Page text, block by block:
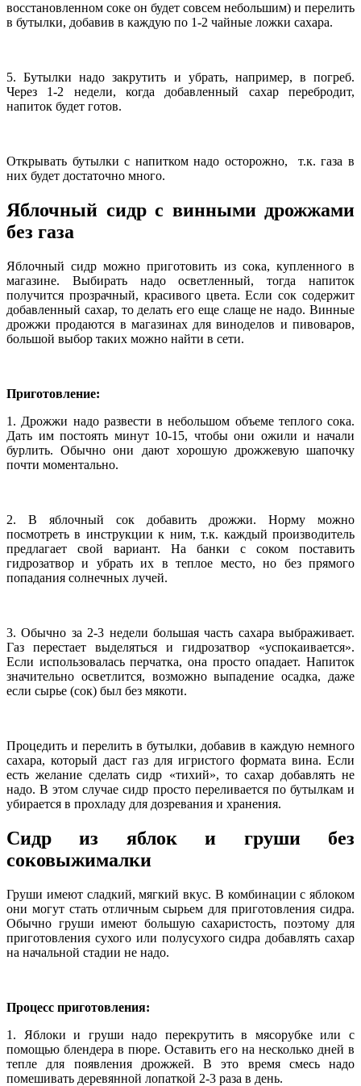
восстановленном соке он будет совсем небольшим) и перелить
в бутылки, добавив в каждую по 1-2 чайные ложки сахара.
5. Бутылки надо закрутить и убрать, например, в погреб.
Через 1-2 недели, когда добавленный сахар перебродит,
напиток будет готов.
Открывать бутылки с напитком надо осторожно, т.к. газа в
них будет достаточно много.
Яблочный сидр с винными дрожжами
без газа
Яблочный сидр можно приготовить из сока, купленного в
магазине. Выбирать надо осветленный, тогда напиток
получится прозрачный, красивого цвета. Если сок содержит
добавленный сахар, то делать его еще слаще не надо. Винные
дрожжи продаются в магазинах для виноделов и пивоваров,
большой выбор таких можно найти в сети.
Приготовление:
1. Дрожжи надо развести в небольшом объеме теплого сока.
Дать им постоять минут 10-15, чтобы они ожили и начали
бурлить. Обычно они дают хорошую дрожжевую шапочку
почти моментально.
2. В яблочный сок добавить дрожжи. Норму можно
посмотреть в инструкции к ним, т.к. каждый производитель
предлагает свой вариант. На банки с соком поставить
гидрозатвор и убрать их в теплое место, но без прямого
попадания солнечных лучей.
3. Обычно за 2-3 недели большая часть сахара выбраживает.
Газ перестает выделяться и гидрозатвор «успокаивается».
Если использовалась перчатка, она просто опадает. Напиток
значительно осветлится, возможно выпадение осадка, даже
если сырье (сок) был без мякоти.
Процедить и перелить в бутылки, добавив в каждую немного
сахара, который даст газ для игристого формата вина. Если
есть желание сделать сидр «тихий», то сахар добавлять не
надо. В этом случае сидр просто переливается по бутылкам и
убирается в прохладу для дозревания и хранения.
Сидр из яблок и груши без
соковыжималки
Груши имеют сладкий, мягкий вкус. В комбинации с яблоком
они могут стать отличным сырьем для приготовления сидра.
Обычно груши имеют большую сахаристость, поэтому для
приготовления сухого или полусухого сидра добавлять сахар
на начальной стадии не надо.
Процесс приготовления:
1. Яблоки и груши надо перекрутить в мясорубке или с
помощью блендера в пюре. Оставить его на несколько дней в
тепле для появления дрожжей. В это время смесь надо
помешивать деревянной лопаткой 2-3 раза в день.